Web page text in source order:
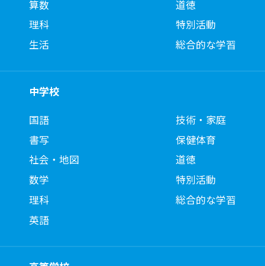
算数
理科
生活
道徳
特別活動
総合的な学習
中学校
国語
書写
社会・地図
数学
理科
英語
技術・家庭
保健体育
道徳
特別活動
総合的な学習